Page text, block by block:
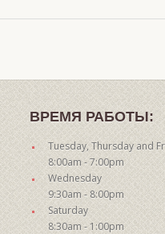
ВРЕМЯ РАБОТЫ:
Tuesday, Thursday and
8:00am - 7:00pm
Wednesday
9:30am - 8:00pm
Saturday
8:30am - 1:00pm